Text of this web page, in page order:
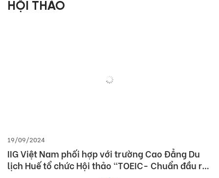
HỘI THẢO
19/09/2024
IIG Việt Nam phối hợp với trường Cao Đẳng Du
lịch Huế tổ chức Hội thảo “TOEIC- Chuẩn đầu ra